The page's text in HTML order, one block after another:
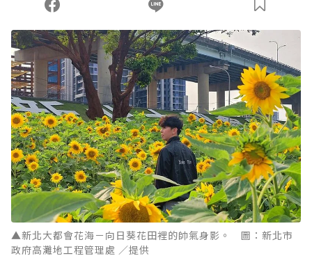
▲新北大都會花海－向日葵花田裡的帥氣身影。 圖：新北市
政府高灘地工程管理處 ／提供